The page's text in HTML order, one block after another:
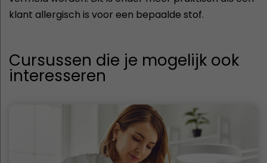
klant allergisch is voor een bepaalde stof.
Cursussen die je mogelijk ook
interesseren